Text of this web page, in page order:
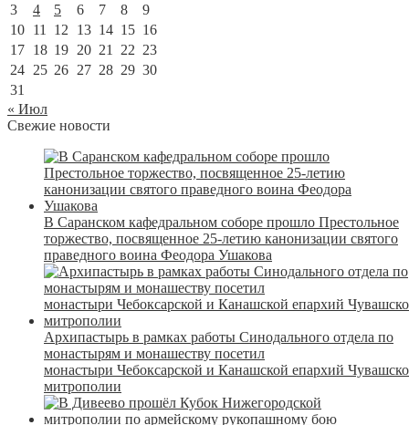
3
4 5 6 7 8
9
10 11 12 13 14 15 16
17 18 19 20 21 22 23
24 25 26 27 28 29 30
31
« Июл
Свежие новости
В Саранском кафедральном соборе прошло Престольное
торжество, посвященное 25-летию канонизации святого
праведного воина Феодора Ушакова
Архипастырь в рамках работы Синодального отдела по
монастырям и монашеству посетил
монастыри Чебоксарской и Канашской епархий
митрополии